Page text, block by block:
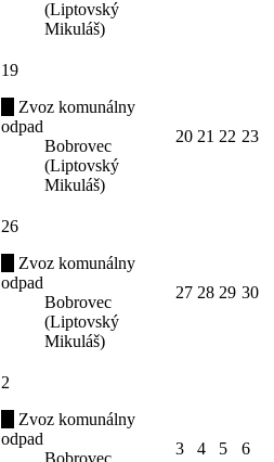
(Liptovský
Mikuláš)
19
Zvoz komunálny
odpad
Bobrovec
(Liptovský
Mikuláš)
20 21 22 23
26
Zvoz komunálny
odpad
Bobrovec
(Liptovský
Mikuláš)
27 28 29 30
2
Zvoz komunálny
odpad
Bobrovec
3 4 5 6